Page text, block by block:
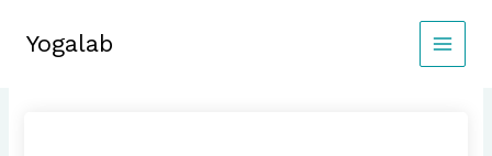
contenu
Yogalab
MAIN